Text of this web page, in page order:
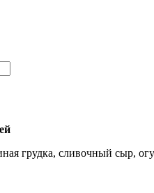
грудка, сливочный сыр,